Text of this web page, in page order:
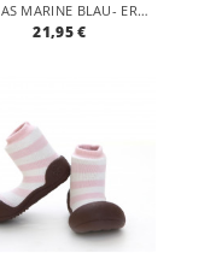
ATTIPAS MARINE BLAU- ERGONOMISCHE BABY LAUFLERNSCHUHE, ATMUNGSAKTIVE KINDER HAUSSCHUHE ABS SOCKEN BABYSCHUHE ANTIRUTSCH
21,95 €